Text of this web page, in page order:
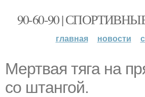
90-60-90 |
главная новости
Мертвая тяга на
со штангой.